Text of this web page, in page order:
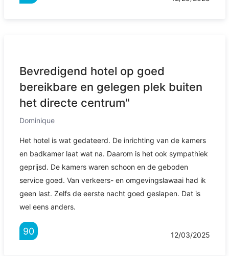
Bevredigend hotel op goed
bereikbare en gelegen plek buiten
het directe centrum"
Dominique
Het hotel is wat gedateerd. De inrichting van de kamers
en badkamer laat wat na. Daarom is het ook sympathiek
geprijsd. De kamers waren schoon en de geboden
service goed. Van verkeers- en omgevingslawaai had ik
geen last. Zelfs de eerste nacht goed geslapen. Dat is
wel eens anders.
90 12/03/2025